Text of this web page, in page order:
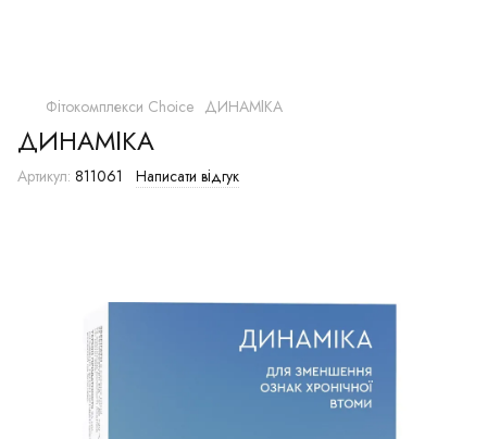
Фітокомплекси Сhoice ДИНАМІКА
ДИНАМІКА
Артикул: 811061 Написати відгук